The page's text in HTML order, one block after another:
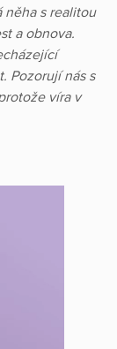
něha s realitou
a obnova.
Pozorují nás s
víra v